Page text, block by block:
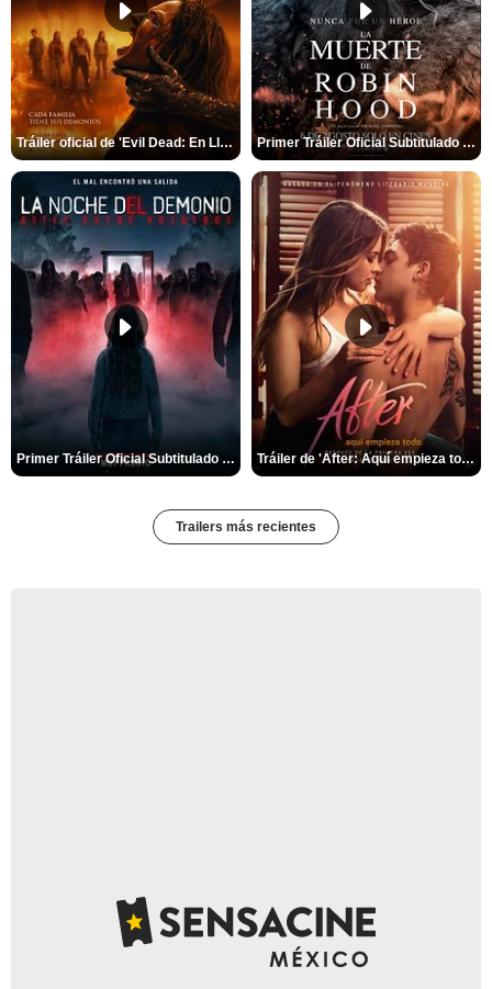
Tráiler oficial de 'Evil Dead: En Llamas' Primer Tráiler Oficial Subtitulado de 'La Muerte de Robin Hood'
Primer Tráiler Oficial Subtitulado de 'La Noche Del Demonio: Están Entre Nosotros' Tráiler de 'After: Aquí empieza todo'
Trailers más recientes